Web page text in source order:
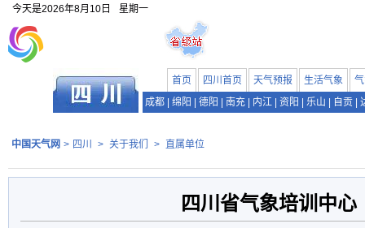
今天是2026年8月10日 星期一
首页 四川首页 天气预报 生活气象
成都
绵阳 德阳 南充 内江 资阳 乐山 自贡
中国天气网 > 四川 > 关于我们 > 直属单位
四川省气象培训中心